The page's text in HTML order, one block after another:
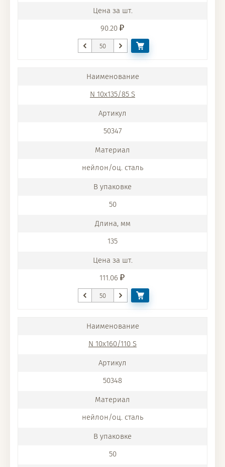
90.20
N 10x135/85 S
50347
нейлон/оц. сталь
50
135
111.06
N 10x160/110 S
50348
нейлон/оц. сталь
50